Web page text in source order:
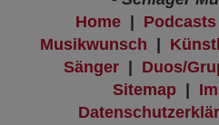
Home| Podcasts
Musikwunsch |
Sänger | Duos/
Sitemap|